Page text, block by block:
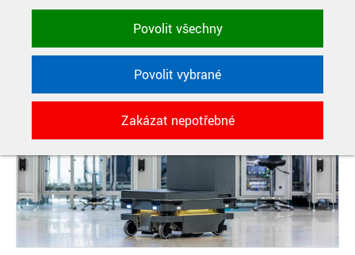
zakázat, případně vybrat a povolit cookies podle
kategorie. Svoje rozhodnutí můžete samozřejmě
kdykoli změnit.
POTŘEBNÉ
Technické cookies využívané aplikacemi
ČVUT pro uchování jejich nastavení,
vlastností a identifikátorů relace. Jsou
nezbytné pro správné fungování a jsou
vždy aktivní.
ANALYTICKÉ
Povolit všechny
Povolit vybrané
Zakázat nepotřebné